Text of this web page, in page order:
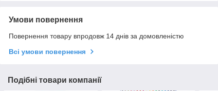
Умови повернення
Повернення товару впродовж 14 днів за домовленістю
Всі умови повернення
Подібні товари компанії